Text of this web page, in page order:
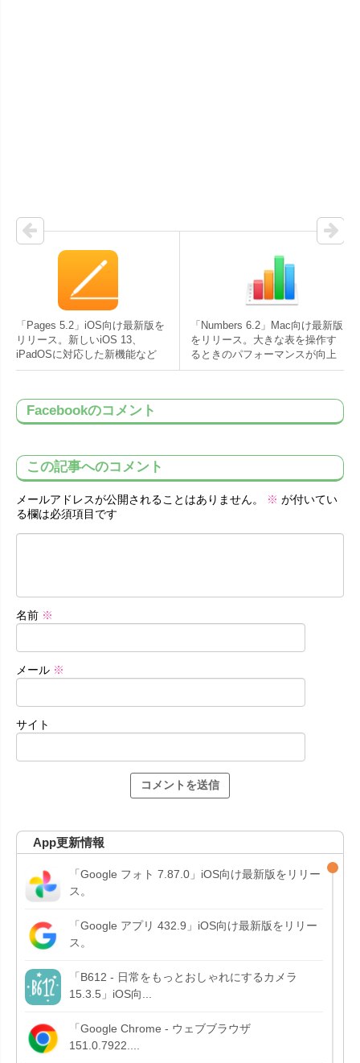
「Pages 5.2」iOS向け最新版を
リリース。新しいiOS 13、
iPadOSに対応した新機能など
「Numbers 6.2」Mac向け最新版
をリリース。大きな表を操作す
るときのパフォーマンスが向上
Facebookのコメント
この記事へのコメント
メールアドレスが公開されることはありません。 ※ が付いてい
る欄は必須項目です
名前 ※
メール ※
サイト
App更新情報
「Google フォト 7.87.0」iOS向け最新版をリリー
ス。
「Google アプリ 432.9」iOS向け最新版をリリー
ス。
「B612 - 日常をもっとおしゃれにするカメラ
15.3.5」iOS向...
「Google Chrome - ウェブブラウザ
151.0.7922....